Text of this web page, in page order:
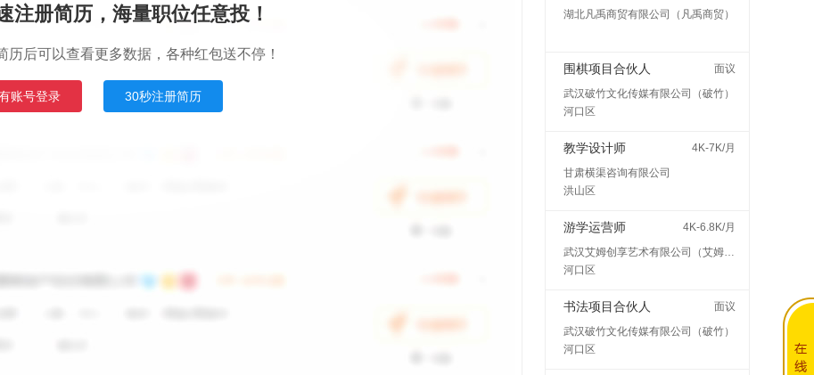
注册简历，海量职位任意投！
历后可以查看更多数据，各种红包送不停！
账号登录 30秒注册简历
湖北凡禹商贸有限公司（凡禹商贸）
围棋项目合伙人
面议
武汉破竹文化传媒有限公司（破竹）
河口区
教学设计师
4K-7K/月
甘肃横渠咨询有限公司
洪山区
游学运营师
4K-6.8K/月
武汉艾姆创享艺术有限公司（艾姆创享）
河口区
书法项目合伙人
面议
武汉破竹文化传媒有限公司（破竹）
河口区